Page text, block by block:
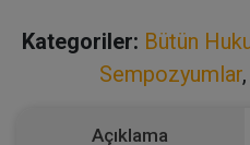
Kategoriler: Bütün
Sempozyumlar,
Açıklama